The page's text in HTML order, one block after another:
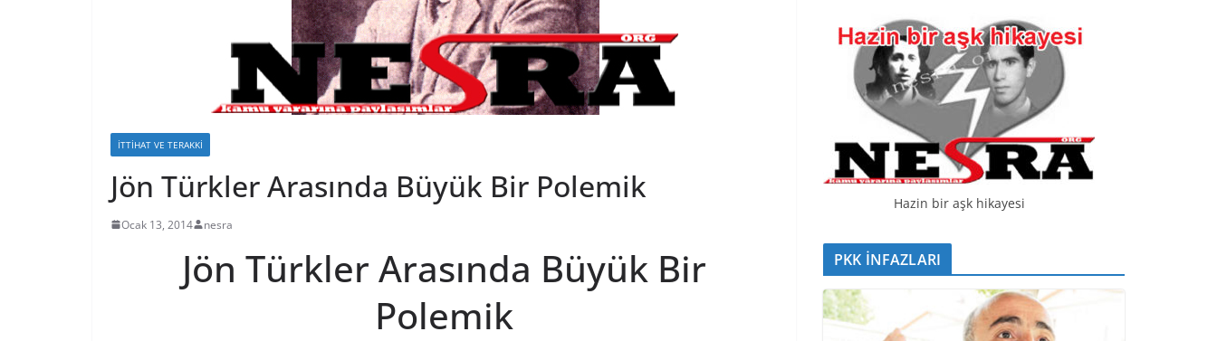
İTTIHAT VE TERAKKI
Jön Türkler Arasında Büyük Bir Polemik
Ocak 13, 2014 nesra
Jön Türkler Arasında Büyük Bir
Polemik
Hazin bir aşk hikayesi
PKK İNFAZLARI